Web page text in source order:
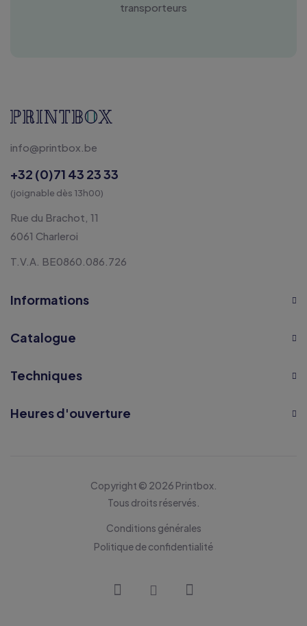
transporteurs
info@printbox.be
+32 (0)71 43 23 33
(joignable dès 13h00)
Rue du Brachot, 11
6061 Charleroi
T.V.A. BE0860.086.726
Informations
Catalogue
Techniques
Heures d'ouverture
Copyright © 2026 Printbox.
Tous droits réservés.
Conditions générales
Politique de confidentialité